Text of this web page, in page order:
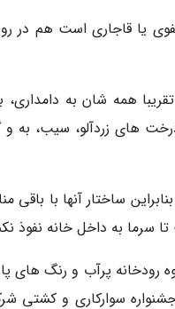
یا قاجاری است هم در
همه شان به
های زردآلو، سیب، به
ساختار آنها با
به داخل خانه نفوذ
رودخانه پرآب و رنگ های
سوارکاری و کشتی